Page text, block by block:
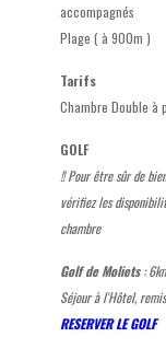
accompagnés
Plage ( à 900m )
Tarifs
Chambre Double à
GOLF
!! Pour être sûr de
vérifiez les
chambre
Golf de Moliets:
Séjour à l'Hôtel,
RESERVER LE GOLF